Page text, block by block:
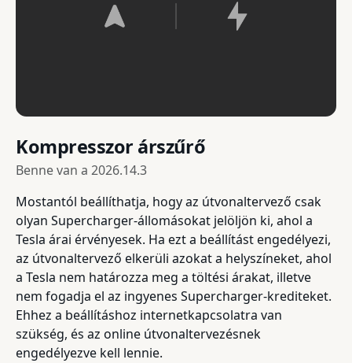
Kompresszor árszűrő
Benne van a 2026.14.3
Mostantól beállíthatja, hogy az útvonaltervező csak
olyan Supercharger-állomásokat jelöljön ki, ahol a
Tesla árai érvényesek. Ha ezt a beállítást engedélyezi,
az útvonaltervező elkerüli azokat a helyszíneket, ahol
a Tesla nem határozza meg a töltési árakat, illetve
nem fogadja el az ingyenes Supercharger-krediteket.
Ehhez a beállításhoz internetkapcsolatra van
szükség, és az online útvonaltervezésnek
engedélyezve kell lennie.